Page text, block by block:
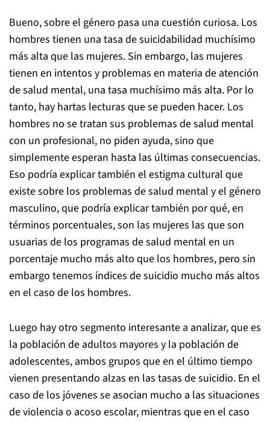
Bueno, sobre el género pasa una cuestión curiosa. Los
hombres tienen una tasa de suicidabilidad muchísimo
más alta que las mujeres. Sin embargo, las mujeres
tienen en intentos y problemas en materia de atención
de salud mental, una tasa muchísimo más alta. Por lo
tanto, hay hartas lecturas que se pueden hacer. Los
hombres no se tratan sus problemas de salud mental
con un profesional, no piden ayuda, sino que
simplemente esperan hasta las últimas consecuencias.
Eso podría explicar también el estigma cultural que
existe sobre los problemas de salud mental y el género
masculino, que podría explicar también por qué, en
términos porcentuales, son las mujeres las que son
usuarias de los programas de salud mental en un
porcentaje mucho más alto que los hombres, pero sin
embargo tenemos índices de suicidio mucho más altos
en el caso de los hombres.
Luego hay otro segmento interesante a analizar, que es
la población de adultos mayores y la población de
adolescentes, ambos grupos que en el último tiempo
vienen presentando alzas en las tasas de suicidio. En el
caso de los jóvenes se asocian mucho a las situaciones
de violencia o acoso escolar, mientras que en el caso